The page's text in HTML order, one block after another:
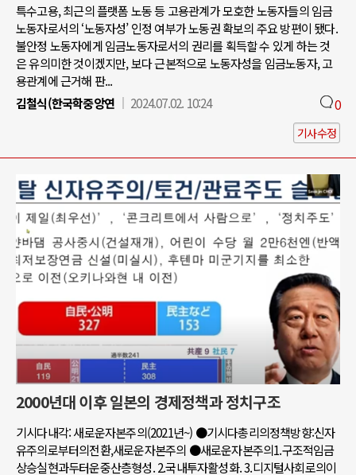
특수고용, 최근의 플랫폼 노동 등 고용관계가 모호한 노동자들의 임금
노동자로서의 ‘노동자성’ 인정 여부가 노동권 확보의 주요 방편이 됐다.
불안정 노동자에게 임금노동자로서의 권리를 획득할 수 있게 하는 것
은 유의미한 것이겠지만, 보다 근본적으로 노동자성을 임금노동자, 고
용관계에 근거해 판...
김철식(한국학중앙연
2024.07.02. 10:24 0
기사수정
2000년대 이후 일본의 경제정책과 정치구조
기시다내각: 새로운자본주의(2021년~) ●기시다총리의정책방향:신자
유주의로부터의전환,새로운자본주의 ●새로운자본주의1.구조적임금
상승실현과두터운중산층형성. 2.국내투자활성화. 3.디지털사회로의이